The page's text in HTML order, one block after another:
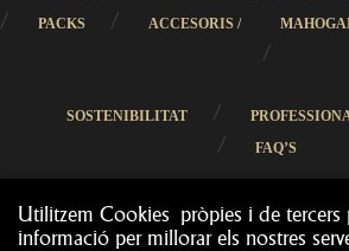
Utilitzem Cookies pròpies i de tercers
informació per millorar els nostres
/ PACKS / ACCESORIS /
/
SOSTENIBILITAT /
/ FAQ’S